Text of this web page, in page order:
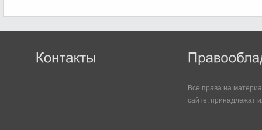
Все права на
сайте, принадлежат